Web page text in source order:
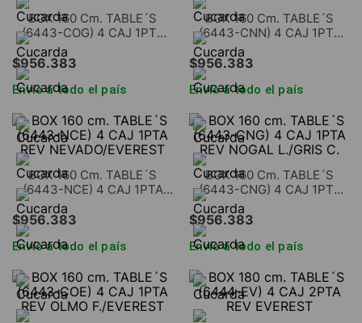
BOX 160 Cm. TABLE´S
(6443-COG) 4 CAJ 1PTA
REV OLMO F./GRIS C.
$956.383
Envío a todo el país
BOX 160 Cm. TABLE´S
(6443-CNN) 4 CAJ 1PTA
REV NOGAL L./NEGRO M.
$956.383
Envío a todo el país
BOX 160 Cm. TABLE´S
(6443-NCE) 4 CAJ 1PTA
REV NEVADO/EVEREST
$956.383
Envío a todo el país
BOX 160 Cm. TABLE´S
(6443-CNG) 4 CAJ 1PTA
REV NOGAL L./GRIS C.
$956.383
Envío a todo el país